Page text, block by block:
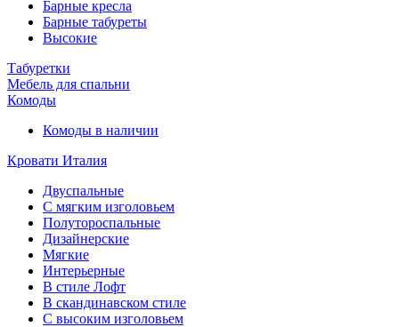
Барные кресла
Барные табуреты
Высокие
Табуретки
Мебель для спальни
Комоды
Комоды в наличии
Кровати Италия
Двуспальные
С мягким изголовьем
Полутороспальные
Дизайнерские
Мягкие
Интерьерные
В стиле Лофт
В скандинавском стиле
С высоким изголовьем